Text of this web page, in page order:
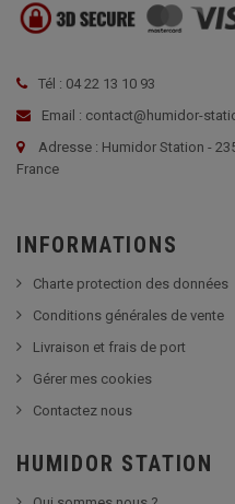
Tél : 04 22 13 10 93
Email : contact@humidor-
Adresse : Humidor Station -
France
INFORMATIONS
Charte protection des données
Conditions générales de vente
Livraison et frais de port
Gérer mes cookies
Contactez nous
HUMIDOR STATION